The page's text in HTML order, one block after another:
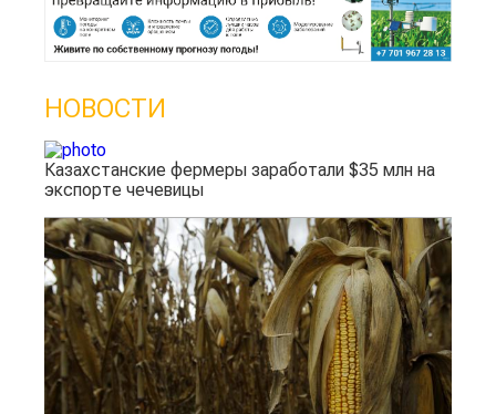
НОВОСТИ
Казахстанские фермеры заработали $35 млн на
экспорте чечевицы